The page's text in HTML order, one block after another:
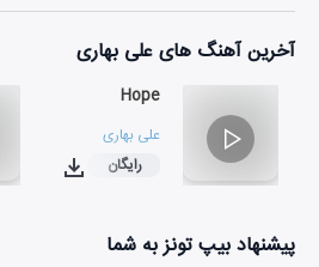
آخرین آهنگ های علی بهاری
Hope
علی بهاری
۰۶:۵۳
رایگان
پیشنهاد بیپ تونز به شما